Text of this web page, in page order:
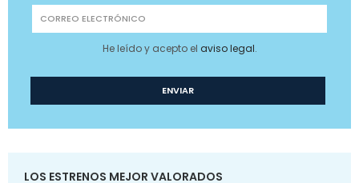
He leído y acepto el aviso legal.
LOS ESTRENOS MEJOR VALORADOS